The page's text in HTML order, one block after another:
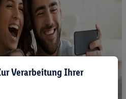
Verarbeitung Ihrer